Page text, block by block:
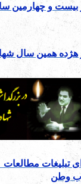
بیست و چهارمین
هژده همین سال
وطن